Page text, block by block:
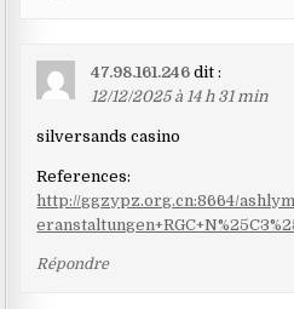
47.98.161.246 dit :
12/12/2025 à 14 h 31 min
silversands casino
References:
http://ggzypz.org.cn:8664/
Répondre